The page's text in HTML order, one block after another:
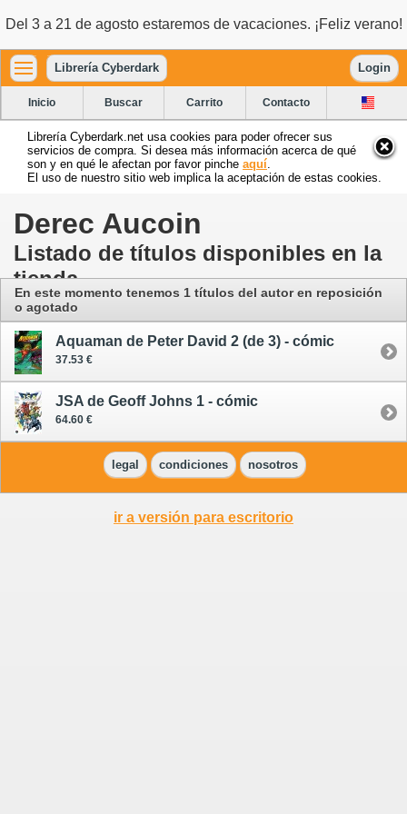
Del 3 a 21 de agosto estaremos de vacaciones. ¡Feliz verano!
Librería Cyberdark Login
Inicio Buscar Carrito Contacto
Librería Cyberdark.net usa cookies para poder ofrecer sus
servicios de compra. Si desea más información acerca de qué
son y en qué le afectan por favor pinche aquí
El uso de nuestro sitio web implica la aceptación de estas cookies.
Derec Aucoin
Listado de títulos disponibles en la
tienda
En este momento tenemos 1 títulos del autor en reposición
o agotado
Aquaman de Peter David 2 (de 3) - cómic
37.53 €
JSA de Geoff Johns 1 - cómic
64.60 €
legal condiciones nosotros
ir a versión para escritorio